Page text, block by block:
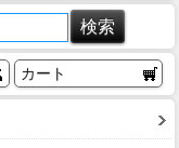
カート